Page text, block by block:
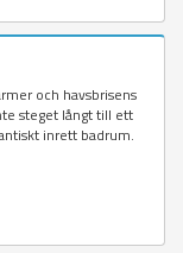
och havsbrisens
steget långt till ett
inrett badrum.